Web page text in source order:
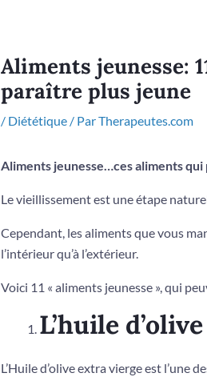
Aliments jeunesse:
paraître plus jeune
/ Diététique/ ParTherapeutes.com
Aliments jeunesse…ces aliments
Le vieillissement est une étape
Cependant, les aliments que vous
l’intérieur qu’à l’extérieur.
Voici 11 « aliments jeunesse », qui
L’huile
L’Huile d’olive extra vierge est l’une